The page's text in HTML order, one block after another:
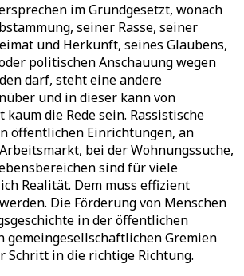
im Grundgesetzt, wonach
seiner Rasse, seiner
und Herkunft, seines Glaubens,
politischen Anschauung wegen
darf, steht eine andere
und in dieser kann von
kaum die Rede sein. Rassistische
öffentlichen Einrichtungen, an
bei der Wohnungssuche,
sind für viele
Realität. Dem muss effizient
Die Förderung von Menschen
in der öffentlichen
gemeingesellschaftlichen Gremien
Schritt in die richtige Richtung.